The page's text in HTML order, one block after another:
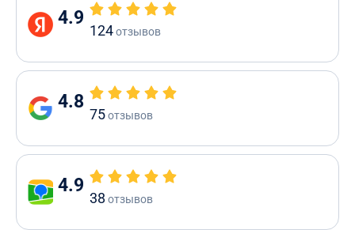
4.9
124отзывов
4.8
75отзывов
4.9
38 отзывов